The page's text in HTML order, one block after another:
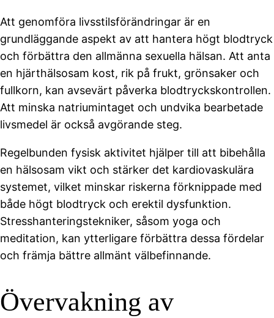
Att genomföra livsstilsförändringar är en
grundläggande aspekt av att hantera högt blodtryck
och förbättra den allmänna sexuella hälsan. Att anta
en hjärthälsosam kost, rik på frukt, grönsaker och
fullkorn, kan avsevärt påverka blodtryckskontrollen.
Att minska natriumintaget och undvika bearbetade
livsmedel är också avgörande steg.
Regelbunden fysisk aktivitet hjälper till att bibehålla
en hälsosam vikt och stärker det kardiovaskulära
systemet, vilket minskar riskerna förknippade med
både högt blodtryck och erektil dysfunktion.
Stresshanteringstekniker, såsom yoga och
meditation, kan ytterligare förbättra dessa fördelar
och främja bättre allmänt välbefinnande.
Övervakning av